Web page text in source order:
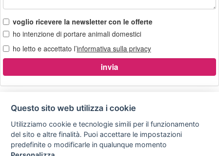
voglio ricevere la newsletter con le offerte
ho intenzione di portare animali domestici
ho letto e accettato l’informativa sulla privacy
Privacy
policy
Avviso
legale
Scrivici
Questo sito web utilizza i cookie
Utilizziamo cookie e tecnologie simili per il funzionamento
del sito e altre finalità. Puoi accettare le impostazioni
predefinite o modificarle in qualunque momento